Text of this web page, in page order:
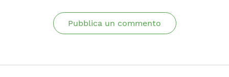
Pubblica un commento